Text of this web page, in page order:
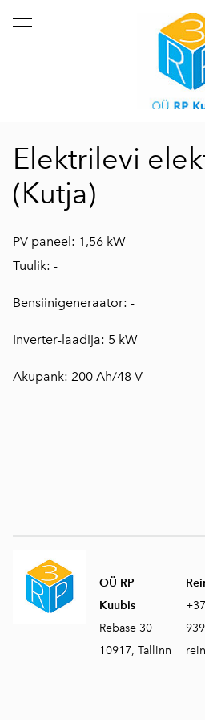
lisati ostukorvi. Vaata ostukorvi
Elektrilevi
(Kutja)
PV paneel: 1,56 kW
Tuulik: -
Bensiinigeneraator: -
Inverter-laadija: 5 kW
Akupank: 200 Ah/48 V
OÜ RP
Kuubis
Rebase 30
10917, Tallinn